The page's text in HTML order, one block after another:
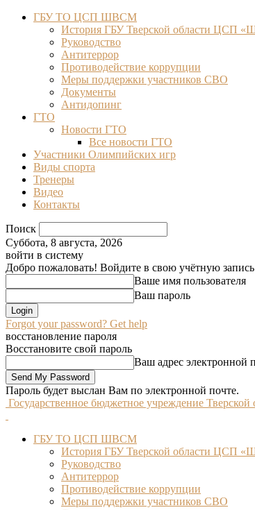
ГБУ ТО ЦСП ШВСМ
История ГБУ Тверской области ЦСП
Руководство
Антитеррор
Противодействие коррупции
Меры поддержки участников СВО
Документы
Антидопинг
ГТО
Новости ГТО
Все новости ГТО
Участники Олимпийских игр
Виды спорта
Тренеры
Видео
Контакты
Поиск
Суббота, 8 августа, 2026
войти в систему
Добро пожаловать! Войдите в свою учётную запись
Ваше имя пользователя
Ваш пароль
Forgot your password? Get help
восстановление пароля
Восстановите свой пароль
Ваш адрес электронной
Пароль будет выслан Вам по электронной почте.
Государственное бюджетное учреждение
ГБУ ТО ЦСП ШВСМ
История ГБУ Тверской области ЦСП
Руководство
Антитеррор
Противодействие коррупции
Меры поддержки участников СВО